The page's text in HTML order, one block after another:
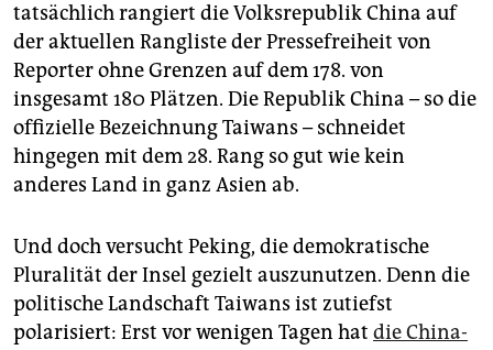
tatsächlich rangiert die Volksrepublik China auf
der aktuellen Rangliste der Pressefreiheit von
Reporter ohne Grenzen auf dem 178. von
insgesamt 180 Plätzen. Die Republik China – so die
offizielle Bezeichnung Taiwans – schneidet
hingegen mit dem 28. Rang so gut wie kein
anderes Land in ganz Asien ab.
Und doch versucht Peking, die demokratische
Pluralität der Insel gezielt auszunutzen. Denn die
politische Landschaft Taiwans ist zutiefst
polarisiert: Erst vor wenigen Tagen hat die China-